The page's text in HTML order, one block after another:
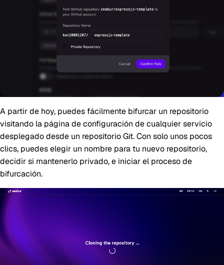
A partir de hoy, puedes fácilmente bifurcar un repositorio
visitando la página de configuración de cualquier servicio
desplegado desde un repositorio Git. Con solo unos pocos
clics, puedes elegir un nombre para tu nuevo repositorio,
decidir si mantenerlo privado, e iniciar el proceso de
bifurcación.